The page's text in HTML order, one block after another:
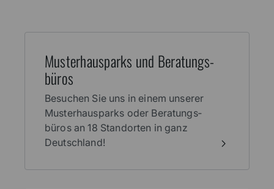
Muster­haus­parks und Beratungs­
büros
Besuchen Sie uns in einem unserer
Muster­haus­parks oder Beratungs­
büros an 18 Stand­orten in ganz
Deutschland!